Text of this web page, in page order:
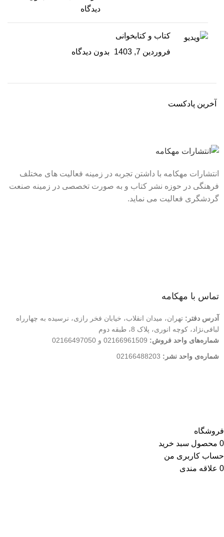
دیدگاه
کتاب و کتابخوانی
فروردین 7, 1403
بدون دیدگاه
آخرین پادکست
انتشارات مهکامه با داشتن تجربه در زمینه فعالیت های مختلف
فرهنگی در حوزه نشر کتاب و به صورت تخصصی در زمینه صنعت
گردشگری فعالیت می نماید.
تماس با مهکامه
آدرس دفتر: تهران، میدان انقلاب، خیابان فخر رازی، نرسیده به چهارراه
لبافی‌نژاد، کوچه انوری، پلاک 8، طبقه دوم
شماره‌های واحد فروش: 02166961509 و 02166497050
شماره‌‌ی واحد نشر:
فروشگاه
0 محصول سبد خرید
حساب کاربری من
0 علاقه مندی